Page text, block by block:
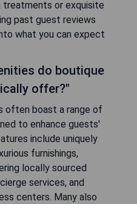
or exquisite
past guest reviews
what you can expect
do boutique
offer?"
often boast a range of
to enhance guests'
include uniquely
furnishings,
locally sourced
services, and
centers. Many also